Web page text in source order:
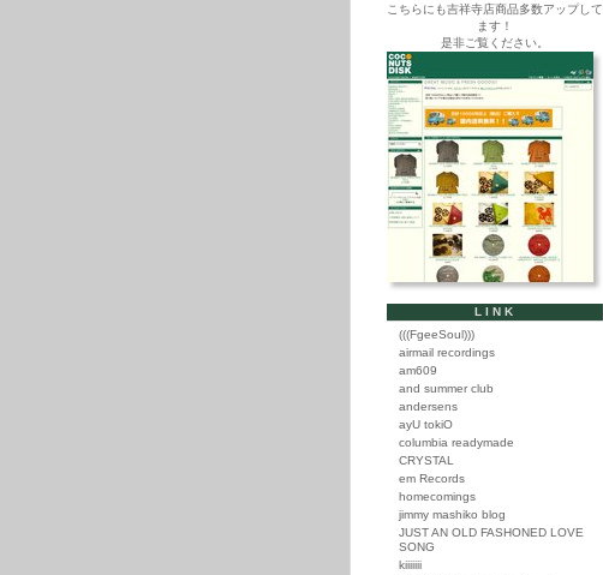
こちらにも吉祥寺店商品多数アップして
ます！
是非ご覧ください。
LINK
(((FgeeSoul)))
airmail recordings
am609
and summer club
andersens
ayU tokiO
columbia readymade
CRYSTAL
em Records
homecomings
jimmy mashiko blog
JUST AN OLD FASHONED LOVE
SONG
kiiiiiii